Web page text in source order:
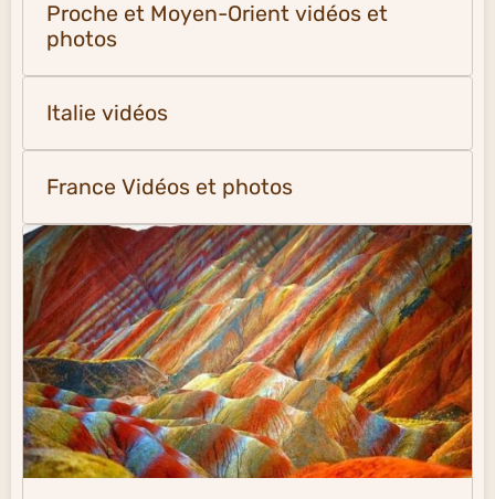
Proche et Moyen-Orient vidéos et
photos
Italie vidéos
France Vidéos et photos